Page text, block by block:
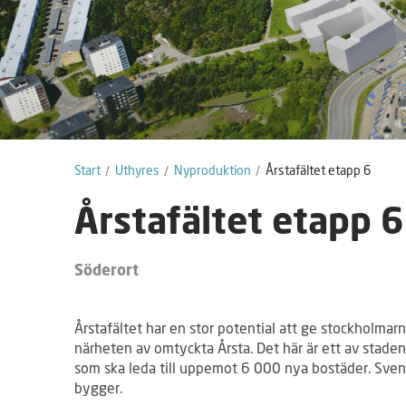
Start Uthyres Nyproduktion Årstafältet etapp 6
Årstafältet etapp 6
Söderort
Årstafältet har en stor potential att ge
närheten av omtyckta Årsta. Det här är ett av
som ska leda till uppemot 6 000 nya bostäder.
bygger.